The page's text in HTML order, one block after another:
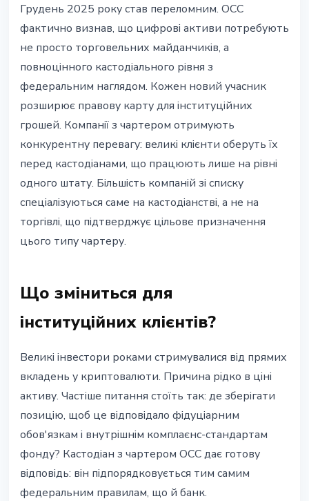
Грудень 2025 року став переломним. OCC
фактично визнав, що цифрові активи потребують
не просто торговельних майданчиків, а
повноцінного кастодіального рівня з
федеральним наглядом. Кожен новий учасник
розширює правову карту для інституційних
грошей. Компанії з чартером отримують
конкурентну перевагу: великі клієнти оберуть їх
перед кастодіанами, що працюють лише на рівні
одного штату. Більшість компаній зі списку
спеціалізуються саме на кастодіанстві, а не на
торгівлі, що підтверджує цільове призначення
цього типу чартеру.
Що зміниться для
інституційних клієнтів?
Великі інвестори роками стримувалися від прямих
вкладень у криптовалюти. Причина рідко в ціні
активу. Частіше питання стоїть так: де зберігати
позицію, щоб це відповідало фідуціарним
обов'язкам і внутрішнім комплаєнс-стандартам
фонду? Кастодіан з чартером OCC дає готову
відповідь: він підпорядковується тим самим
федеральним правилам, що й банк.